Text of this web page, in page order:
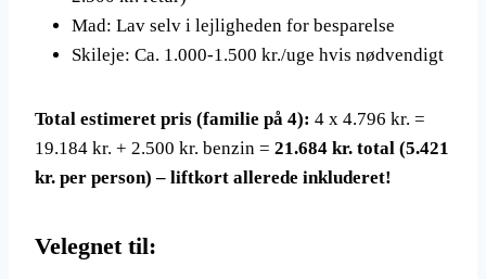
Mad: Lav selv i lejligheden for besparelse
Skileje: Ca. 1.000-1.500 kr./uge hvis nødvendigt
Total estimeret pris (familie på 4): 4 x 4.796 kr. =
19.184 kr. + 2.500 kr. benzin = 21.684 kr. total (5.421
kr. per person) – liftkort allerede inkluderet!
Velegnet til: